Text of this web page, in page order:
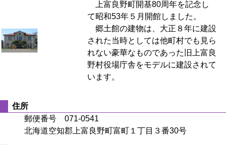
上富良野町開基80周年を記念し
て昭和53年５月開館しました。
郷土館の建物は、大正８年に建設
された当時としては他町村でも見ら
れない豪華なものであった旧上富良
野村役場庁舎をモデルに建設されて
います。
住所
郵便番号 071-0541
北海道空知郡上富良野町富町１丁目３番30号